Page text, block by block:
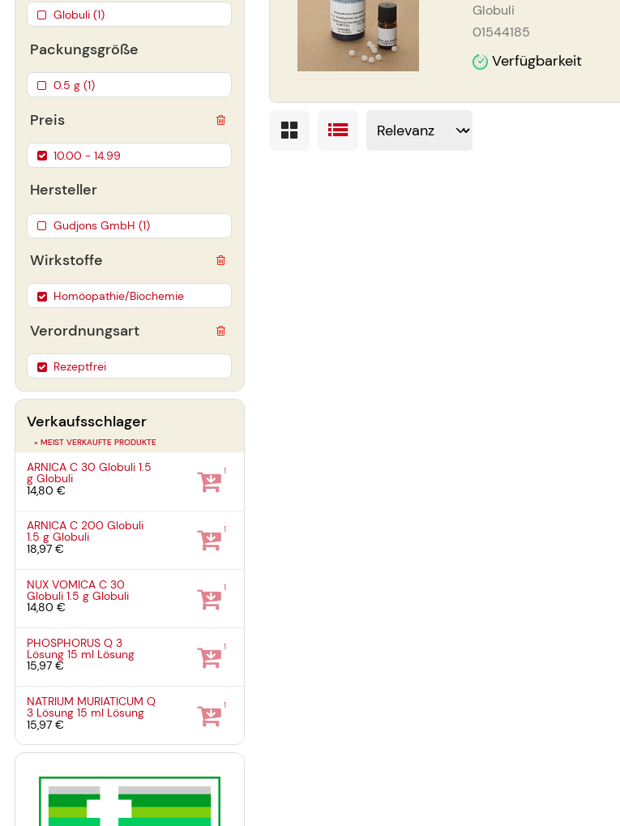
Globuli
01544185
Verfügbarkeit
Globuli (1)
Packungsgröße
0.5 g (1)
Preis
10.00 - 14.99
Hersteller
Gudjons GmbH (1)
Wirkstoffe
Homöopathie/Biochemie
Verordnungsart
Rezeptfrei
Verkaufsschlager
» MEIST VERKAUFTE PRODUKTE
ARNICA C 30 Globuli1.5
gGlobuli
14,80 €
1
ARNICA C 200 Globuli
1.5 gGlobuli
18,97 €
1
NUX VOMICA C 30
Globuli1.5 gGlobuli
14,80 €
1
PHOSPHORUS Q 3
Lösung15 ml Lösung
15,97 €
1
NATRIUM MURIATICUM Q
3 Lösung15 ml Lösung
15,97 €
1